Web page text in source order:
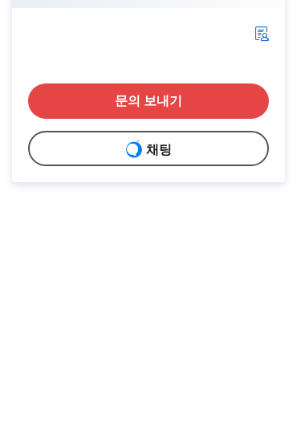
문의 보내기
채팅